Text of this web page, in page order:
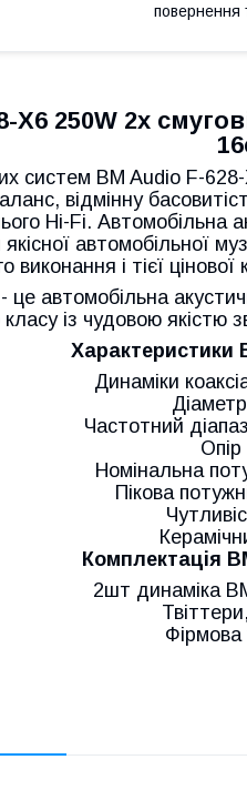
повернення
X6 250W 2х
систем BM Audio F-
відмінну
Hi-Fi. Автомобільна
автомобільної
виконання і тієї
це автомобільна
класу із чудовою
Характеристики
Динаміки
Частотний
Номінальна
Пікова
Комплектація
2шт динаміка
Фірмова